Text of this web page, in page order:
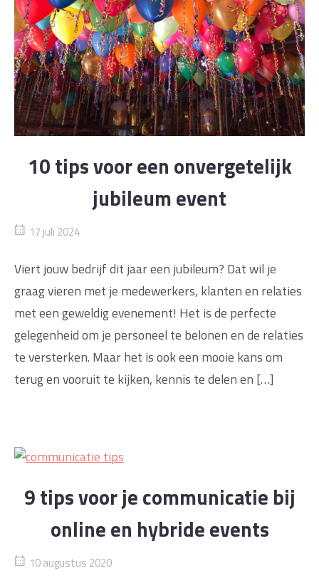
10 tips voor een onvergetelijk
jubileum event
17 juli 2024
Viert jouw bedrijf dit jaar een jubileum? Dat wil je
graag vieren met je medewerkers, klanten en relaties
met een geweldig evenement! Het is de perfecte
gelegenheid om je personeel te belonen en de relaties
te versterken. Maar het is ook een mooie kans om
terug en vooruit te kijken, kennis te delen en […]
9 tips voor je communicatie bij
online en hybride events
10 augustus 2020